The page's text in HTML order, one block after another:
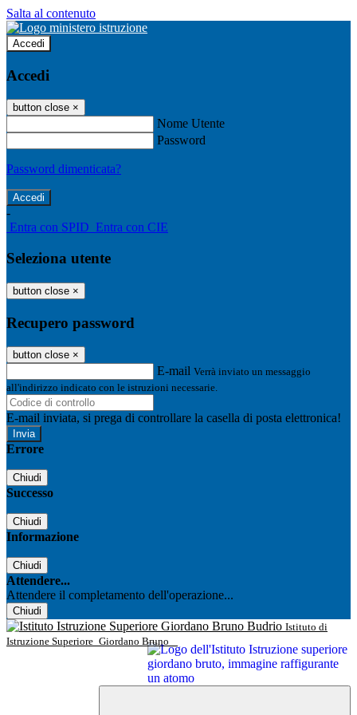
Salta al contenuto
Accedi
Accedi
button close ×
Nome Utente
Password
Password dimenticata?
-
Entra con SPID Entra con CIE
Seleziona utente
button close ×
Recupero password
button close ×
E-mail Verrà inviato un messaggio
all'indirizzo indicato con le istruzioni necessarie.
E-mail inviata, si prega di controllare la casella di posta elettronica!
Errore
Chiudi
Successo
Chiudi
Informazione
Chiudi
Attendere...
Attendere il completamento dell'operazione...
Chiudi
Istituto di
Istruzione Superiore Giordano Bruno